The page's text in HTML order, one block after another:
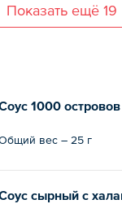
Показать ещё 19
1000 островов
вес – 25 г
сырный с